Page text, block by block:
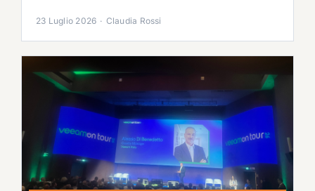
23 Luglio 2026 · Claudia Rossi